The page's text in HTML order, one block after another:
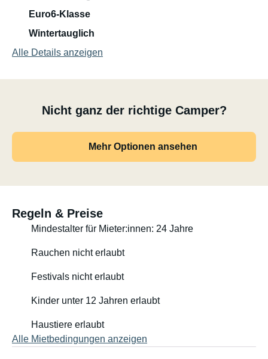
Inklusive Leistungen:
werden)
Flexible Übergabe- und Abholzeiten – bei uns ohne
strenge Vorgaben.
Persönliche Betreuung & Ausflugstipps direkt von uns
Wir mögen’s unkompliziert – und freuen uns auf jeden.
5 Sitzplätze
Schlafplätze ideal für 2 Erwachsene + max. 3 Kinder
Aufstelldach
Euro6-Klasse
Wintertauglich
Alle Details anzeigen
Nicht ganz der richtige Camper?
Mehr Optionen ansehen
Regeln & Preise
Mindestalter für Mieter:innen: 24 Jahre
Rauchen nicht erlaubt
Festivals nicht erlaubt
Kinder unter 12 Jahren erlaubt
Haustiere erlaubt
Alle Mietbedingungen anzeigen